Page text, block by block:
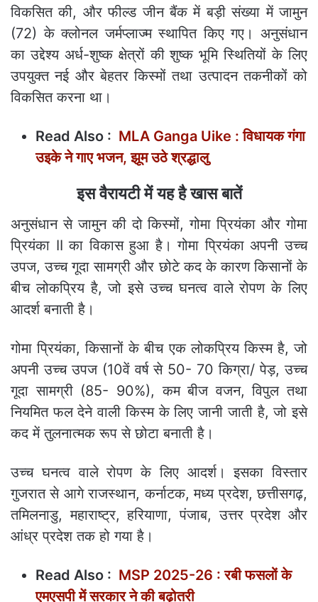
विकसित की, और फील्ड जीन बैंक में बड़ी संख्या में जामुन
(72) के क्लोनल जर्मप्लाज्म स्थापित किए गए। अनुसंधान
का उद्देश्य अर्ध-शुष्क क्षेत्रों की शुष्क भूमि स्थितियों के लिए
उपयुक्त नई और बेहतर किस्मों तथा उत्पादन तकनीकों को
विकसित करना था।
Read Also : MLA Ganga Uike : विधायक गंगा
उइके ने गाए भजन, झूम उठे श्रद्धालु
इस वैरायटी में यह है खास बातें
अनुसंधान से जामुन की दो किस्मों, गोमा प्रियंका और गोमा
प्रियंका II का विकास हुआ है। गोमा प्रियंका अपनी उच्च
उपज, उच्च गूदा सामग्री और छोटे कद के कारण किसानों के
बीच लोकप्रिय है, जो इसे उच्च घनत्व वाले रोपण के लिए
आदर्श बनाती है।
गोमा प्रियंका, किसानों के बीच एक लोकप्रिय किस्म है, जो
अपनी उच्च उपज (10वें वर्ष से 50- 70 किग्रा/ पेड़, उच्च
गूदा सामग्री (85- 90%), कम बीज वजन, विपुल तथा
नियमित फल देने वाली किस्म के लिए जानी जाती है, जो इसे
कद में तुलनात्मक रूप से छोटा बनाती है।
उच्च घनत्व वाले रोपण के लिए आदर्श। इसका विस्तार
गुजरात से आगे राजस्थान, कर्नाटक, मध्य प्रदेश, छत्तीसगढ़,
तमिलनाडु, महाराष्ट्र, हरियाणा, पंजाब, उत्तर प्रदेश और
आंध्र प्रदेश तक हो गया है।
Read Also : MSP 2025-26 : रबी फसलों के
एमएसपी में सरकार ने की बढ़ोतरी